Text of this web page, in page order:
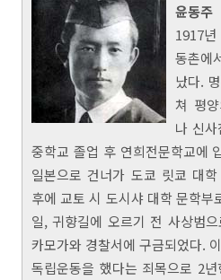
윤동주
1917
동촌에
났다.
쳐 평
나 신
중학교 졸업 후 연희전문학교에
일본으로 건너가 도쿄 릿쿄 대
후에 교토 시 도시샤 대학 문학
일, 귀향길에 오르기 전 사상범
카모가와 경찰서에 구금되었다.
독립운동을 했다는 죄목으로 2